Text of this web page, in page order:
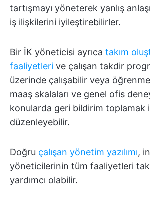
tartışmayı yöneterek yanlış
iş ilişkilerini iyileştirebilirler.
Bir İK yöneticisi ayrıca takım
faaliyetleri ve çalışan takdir
üzerinde çalışabilir veya
maaş skalaları ve genel ofis
konularda geri bildirim toplamak
düzenleyebilir.
Doğru çalışan yönetim yazılımı,
yöneticilerinin tüm faaliyetleri
yardımcı olabilir.